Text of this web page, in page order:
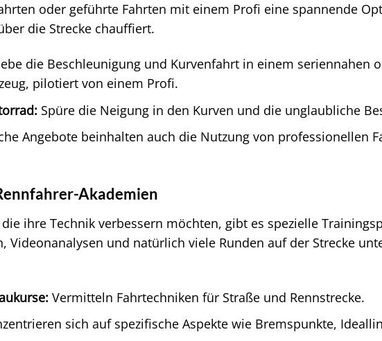
oder geführte Fahrten mit einem Profi eine spannende
die Strecke chauffiert.
die Beschleunigung und Kurvenfahrt in einem seriennahen
pilotiert von einem Profi.
Spüre die Neigung in den Kurven und die unglaubliche
Angebote beinhalten auch die Nutzung von professionellen
Akademien
ihre Technik verbessern möchten, gibt es spezielle
Videonanalysen und natürlich viele Runden auf der Strecke
Vermitteln Fahrtechniken für Straße und Rennstrecke.
sich auf spezifische Aspekte wie Bremspunkte,